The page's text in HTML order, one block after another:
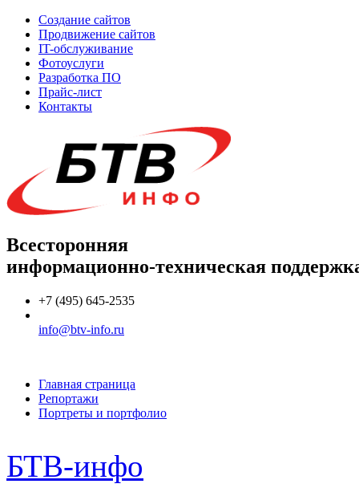
Создание сайтов
Продвижение сайтов
IT-обслуживание
Фотоуслуги
Разработка ПО
Прайс-лист
Контакты
Всесторонняя
информационно-техническая
+7 (495) 645-2535
info@btv-info.ru
Главная страница
Репортажи
Портреты и портфолио
БТВ-инфо